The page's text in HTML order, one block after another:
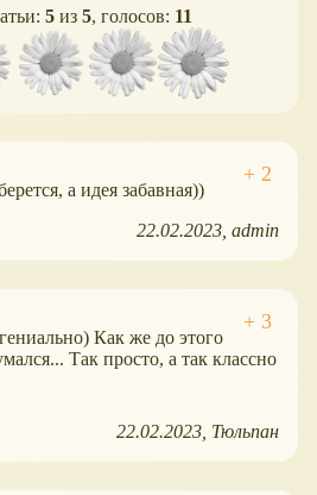
5из 5, голосов: 11
а идея забавная))
22.02.2023 admin
Как же до этого
Так просто, а так классно
22.02.2023 Тюльпан